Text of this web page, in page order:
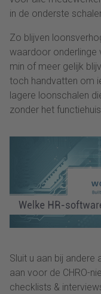
in de onderste
Zo blijven
waardoor onderlinge
min of meer gelijk
toch handvatten om
lagere loonschalen
zonder het
Sluit u aan bij andere
aan voor de CHRO-
checklists &